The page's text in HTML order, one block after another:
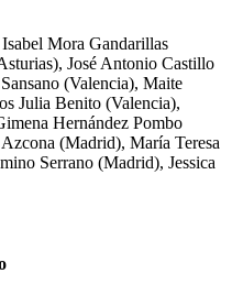
Mora Gandarillas
José Antonio Castillo
(Valencia), Maite
Julia Benito (Valencia),
Hernández Pombo
(Madrid), María Teresa
Serrano (Madrid), Jessica